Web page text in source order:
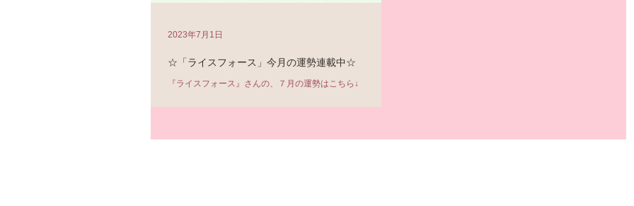
☆「ライスフォース」今月の運勢連載中☆
『ライスフォース』さんの、７月の運勢はこちら↓
2023年7月1日